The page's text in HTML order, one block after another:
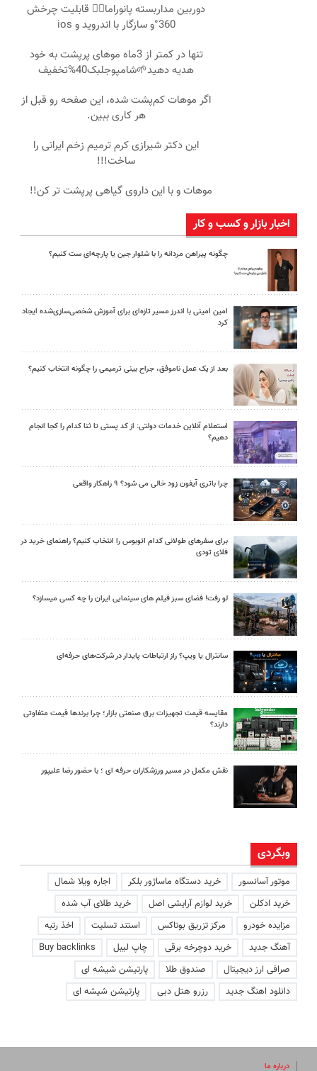
دوربین مداربسته پانوراما👈🏻 قابلیت چرخش
360°و سازگار با اندروید و ios
تنها در کمتر از 3ماه موهای پرپشت به خود
هدیه دهید🌱شامپوجلبک40%تخفیف
اگر موهات کم‌پشت شده، این صفحه رو قبل از
هر کاری ببین.
این دکتر شیرازی کرم ترمیم زخم ایرانی را
ساخت!!!
موهات و با این داروی گیاهی پرپشت تر کن!!
اخبار بازار و کسب و کار
چگونه پیراهن مردانه را با شلوار جین یا پارچه‌ای ست کنیم؟
امین امینی با اندرز مسیر تازه‌ای برای آموزش شخصی‌سازی‌شده ایجاد
کرد
بعد از یک عمل ناموفق، جراح بینی ترمیمی را چگونه انتخاب کنیم؟
استعلام آنلاین خدمات دولتی: از کد پستی تا ثنا کدام را کجا انجام
دهیم؟
چرا باتری آیفون زود خالی می شود؟ ۹ راهکار واقعی
برای سفرهای طولانی کدام اتوبوس را انتخاب کنیم؟ راهنمای خرید در
فلای تودی
لو رفت! فضای سبز فیلم های سینمایی ایران را چه کسی میسازد؟
سانترال یا ویپ؟ راز ارتباطات پایدار در شرکت‌های حرفه‌ای
مقایسه قیمت تجهیزات برق صنعتی بازار؛ چرا برندها قیمت متفاوتی
دارند؟
نقش مکمل در مسیر ورزشکاران حرفه ای ؛ با حضور رضا علیپور
وبگردی
موتور آسانسور خرید دستگاه ماساژور بلکر
اجاره ویلا شمال
خرید ادکلن
خرید لوازم آرایشی اصل
خرید طلای آب شده
مزایده خودرو
مرکز تزریق بوتاکس استند تسلیت
اخذ رتبه
آهنگ جدید
خرید دوچرخه برقی چاپ لیبل
Buy backlinks
صرافی ارز دیجیتال
صندوق طلا
پارتیشن شیشه ای
دانلود اهنگ جدید
رزرو هتل دبی پارتیشن شیشه ای
درباره ما